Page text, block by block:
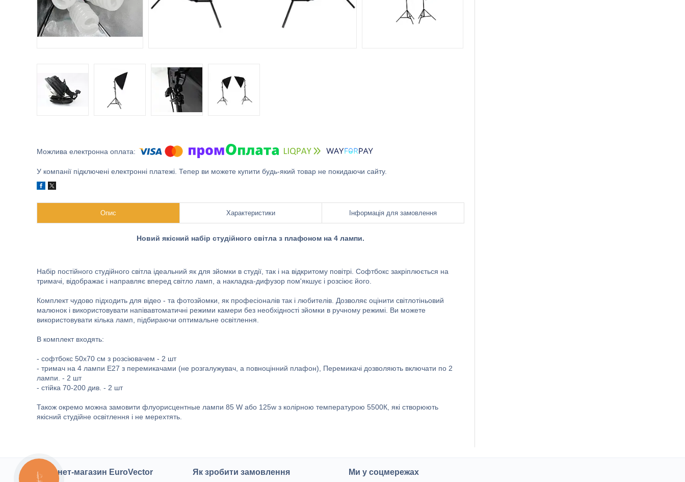
У компанії підключені електронні платежі. Тепер ви можете купити будь-який товар не покидаючи сайту.
Опис Характеристики Інформація для замовлення
Новий якісний набір студійного світла з плафоном на 4 лампи.
Набір постійного студійного світла ідеальний як для зйомки в студії, так і на відкритому повітрі. Софтбокс закріплюється на
тримачі, відображає і направляє вперед світло ламп, а накладка-дифузор пом'якшує і розсіює його.
Комплект чудово підходить для відео - та фотозйомки, як професіоналів так і любителів. Дозволяє оцінити світлотіньовий
малюнок і використовувати напівавтоматичні режими камери без необхідності зйомки в ручному режимі. Ви можете
використовувати кілька ламп, підбираючи оптимальне освітлення.
В комплект входять:
- софтбокс 50x70 см з розсіювачем - 2 шт
- тримач на 4 лампи E27 з перемикачами (не розгалужувач, а повноцінний плафон), Перемикачі дозволяють включати по 2
лампи. - 2 шт
- стійка 70-200 див. - 2 шт
Також окремо можна замовити флуорисцентные лампи 85 W або 125w з колірною температурою 5500К, які створюють
якісний студійне освітлення і не мерехтять.
Інтернет-магазин EuroVector Як зробити замовлення Ми у соцмережах
КНОПКА